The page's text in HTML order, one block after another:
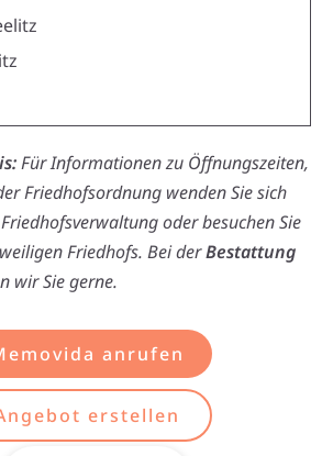
Für Informationen zu Öffnungszeiten,
Friedhofsordnung wenden Sie sich
oder besuchen Sie
Friedhofs. Bei derBestattung
wir Sie gerne.
anrufen
erstellen